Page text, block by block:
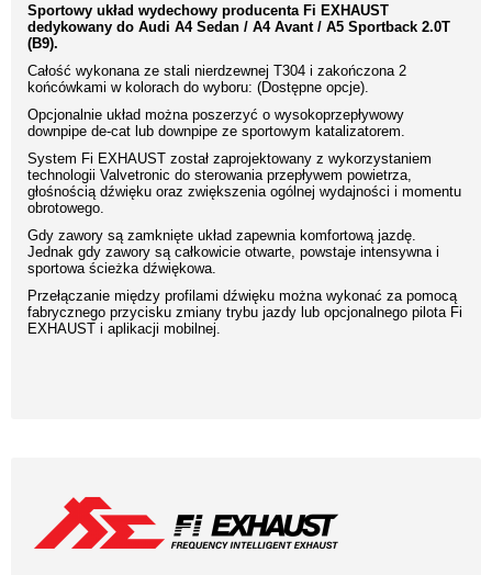
Sportowy układ wydechowy producenta Fi EXHAUST
dedykowany do Audi A4 Sedan / A4 Avant / A5 Sportback 2.0T
(B9).
Całość wykonana ze stali nierdzewnej T304 i zakończona 2
końcówkami w kolorach do wyboru: (Dostępne opcje).
Opcjonalnie układ można poszerzyć o wysokoprzepływowy
downpipe de-cat lub downpipe ze sportowym katalizatorem.
System Fi EXHAUST został zaprojektowany z wykorzystaniem
technologii Valvetronic do sterowania przepływem powietrza,
głośnością dźwięku oraz zwiększenia ogólnej wydajności i momentu
obrotowego.
Gdy zawory są zamknięte układ zapewnia komfortową jazdę.
Jednak gdy zawory są całkowicie otwarte, powstaje intensywna i
sportowa ścieżka dźwiękowa.
Przełączanie między profilami dźwięku można wykonać za pomocą
fabrycznego przycisku zmiany trybu jazdy lub opcjonalnego pilota Fi
EXHAUST i aplikacji mobilnej.